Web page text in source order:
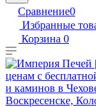
Сравнение0
Избранные
Корзина 0